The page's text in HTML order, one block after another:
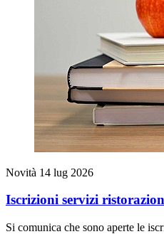
Novità 14 lug 2026
Iscrizioni servizi
Si comunica che sono aperte le